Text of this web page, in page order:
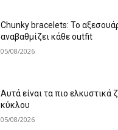
Chunky bracelets: Το
αναβαθμίζει κάθε outfit
05/08/2026
Αυτά είναι τα πιο ελκυστικά
κύκλου
05/08/2026